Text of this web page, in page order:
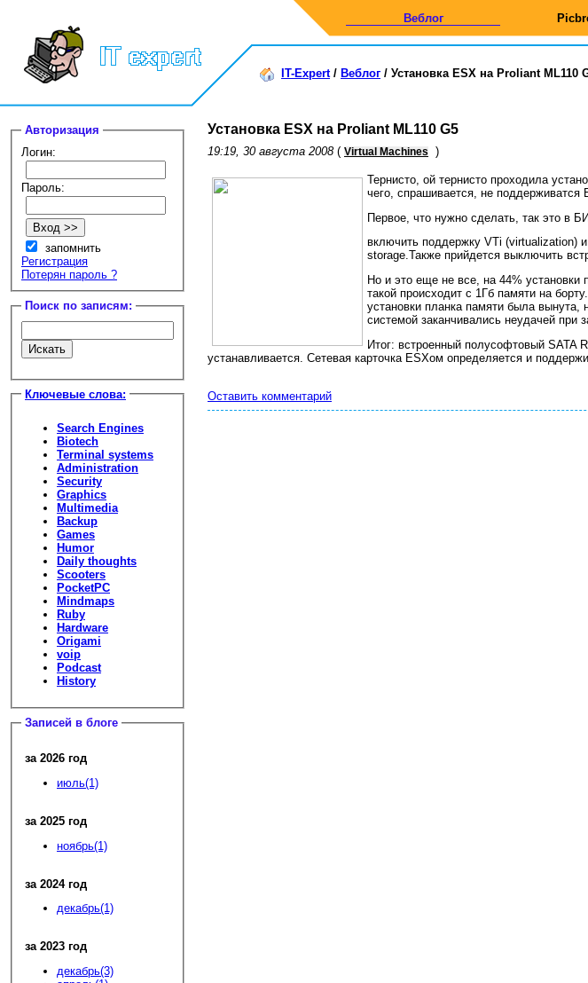
Веблог
IT-Expert/ Веблог / Установка ESX на Proliant ML110
Авторизация
Логин:
Пароль:
запомнить
Регистрация
Потерян пароль ?
Поиск по записям:
Ключевые слова:
Search Engines
Biotech
Terminal systems
Administration
Security
Graphics
Multimedia
Backup
Games
Humor
Daily thoughts
Scooters
PocketPC
Mindmaps
Ruby
Hardware
Origami
voip
Podcast
History
Записей в блоге
за 2026 год
июль(1)
за 2025 год
ноябрь(1)
за 2024 год
декабрь(1)
за 2023 год
декабрь(3)
Установка ESX на Proliant ML110 G5
19:19, 30 августа 2008 ( Virtual Machines )
Тернисто, ой тернисто проходила
чего, спрашивается, не поддерживатся
Первое, что нужно сделать, так это в
включить поддержку VTi (virtualization)
storage.Также прийдется выключить
Но и это еще не все, на 44% установки
такой происходит с 1Гб памяти на
установки планка памяти была вынута,
системой заканчивались неудачей при
Итог: встроенный полусофтовый SATA
устанавливается. Сетевая карточка ESXом определяется и
Оставить комментарий